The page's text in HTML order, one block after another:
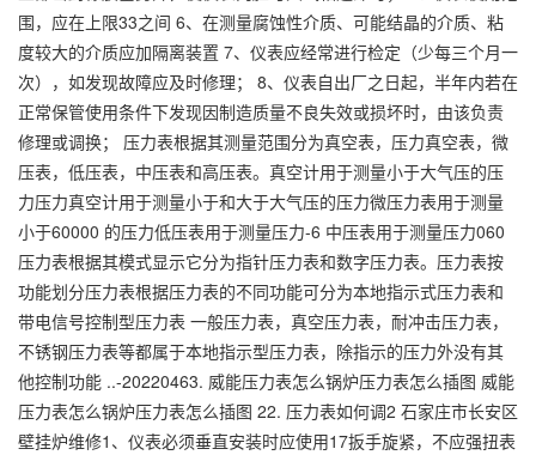
围，应在上限33之间 6、在测量腐蚀性介质、可能结晶的介质、粘
度较大的介质应加隔离装置 7、仪表应经常进行检定（少每三个月一
次），如发现故障应及时修理； 8、仪表自出厂之日起，半年内若在
正常保管使用条件下发现因制造质量不良失效或损坏时，由该负责
修理或调换； 压力表根据其测量范围分为真空表，压力真空表，微
压表，低压表，中压表和高压表。真空计用于测量小于大气压的压
力压力真空计用于测量小于和大于大气压的压力微压力表用于测量
小于60000 的压力低压表用于测量压力-6 中压表用于测量压力060
压力表根据其模式显示它分为指针压力表和数字压力表。压力表按
功能划分压力表根据压力表的不同功能可分为本地指示式压力表和
带电信号控制型压力表 一般压力表，真空压力表，耐冲击压力表，
不锈钢压力表等都属于本地指示型压力表，除指示的压力外没有其
他控制功能 ..-20220463. 威能压力表怎么锅炉压力表怎么插图 威能
压力表怎么锅炉压力表怎么插图 22. 压力表如何调2 石家庄市长安区
壁挂炉维修1、仪表必须垂直安装时应使用17扳手旋紧，不应强扭表